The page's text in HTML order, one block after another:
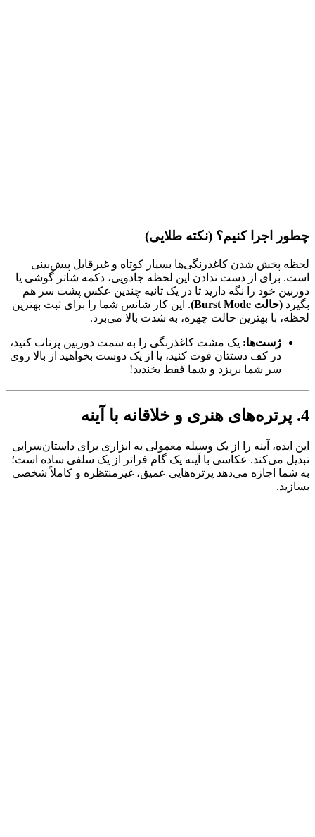
چطور اجرا کنیم؟ (نکته طلایی)
لحظه پخش شدن کاغذرنگی‌ها بسیار کوتاه و غیرقابل پیش‌بینی
است. برای از دست ندادن این لحظه جادویی، دکمه شاتر گوشی یا
دوربین خود را نگه دارید تا در یک ثانیه چندین عکس پشت سر هم
بگیرد (حالت Burst Mode)
. این کار شانس شما را برای ثبت بهترین
لحظه، با بهترین حالت چهره، به شدت بالا می‌برد.
ژست‌ها: یک مشت کاغذرنگی را به سمت دوربین پرتاب کنید،
در کف دستتان فوت کنید، یا از یک دوست بخواهید از بالا روی
سر شما بریزد و شما فقط بخندید!
4. پرتره‌های هنری و خلاقانه با آینه
این ایده، آینه را از یک وسیله معمولی به ابزاری برای داستان‌سرایی
تبدیل می‌کند. عکاسی با آینه یک گام فراتر از یک سلفی ساده است؛
به شما اجازه می‌دهد پرتره‌هایی عمیق، غیرمنتظره و کاملاً شخصی
بسازید.